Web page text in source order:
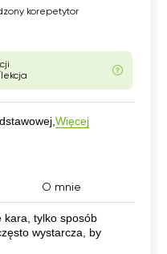
korepetytor
Więcej
O mnie
kara, tylko sposób
wystarcza, by